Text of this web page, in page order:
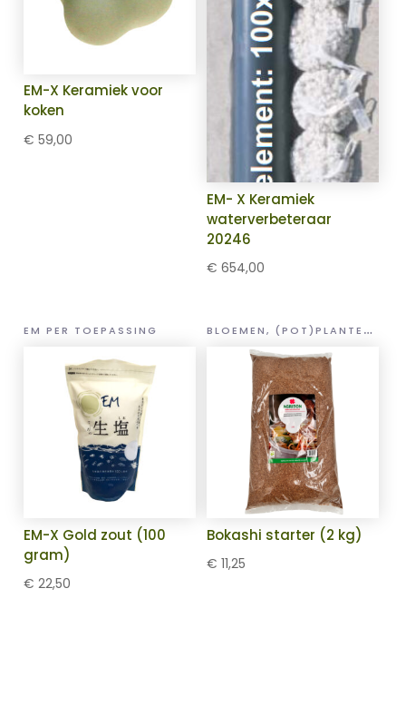
EM-X Keramiek voor
koken
€ 59,00
EM- X Keramiek
waterverbeteraar
20246
€ 654,00
EM PER TOEPASSING
EM-X Gold zout (100
gram)
€ 22,50
B
LOEMEN, (POT)PLANTEN EN GROENTEN
Bokashi starter (2 kg)
€ 11,25